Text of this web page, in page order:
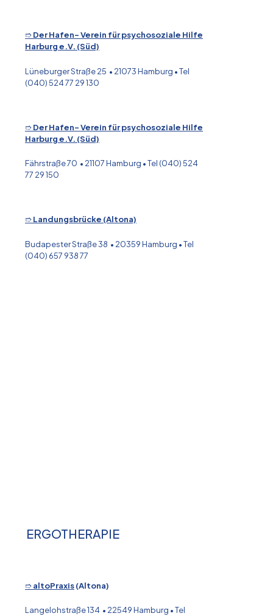
➱Der Hafen- Verein für psychosoziale Hilfe
Harburg e.V. (Süd)
Lüneburger Straße 25 • 21073 Hamburg • Tel
(040) 524 77 29 130
➱Der Hafen- Verein für psychosoziale Hilfe
Harburg e.V. (Süd)
Fährstraße 70 • 21107 Hamburg • Tel (040) 524
77 29 150
➱Landungsbrücke (Altona)
Budapester Straße 38 • 20359 Hamburg • Tel
(040) 657 938 77
ERGOTHERAPIE
➱altoPraxis(Altona)
Langelohstraße 134 • 22549 Hamburg • Tel